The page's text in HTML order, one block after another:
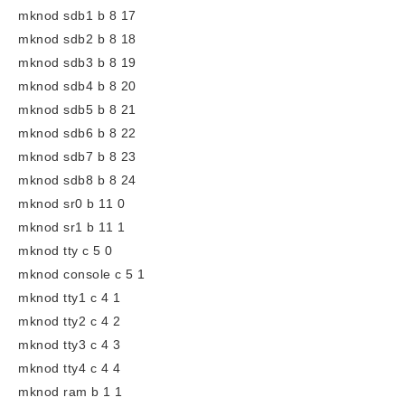
mknod sdb1 b 8 17
mknod sdb2 b 8 18
mknod sdb3 b 8 19
mknod sdb4 b 8 20
mknod sdb5 b 8 21
mknod sdb6 b 8 22
mknod sdb7 b 8 23
mknod sdb8 b 8 24
mknod sr0 b 11 0
mknod sr1 b 11 1
mknod tty c 5 0
mknod console c 5 1
mknod tty1 c 4 1
mknod tty2 c 4 2
mknod tty3 c 4 3
mknod tty4 c 4 4
mknod ram b 1 1